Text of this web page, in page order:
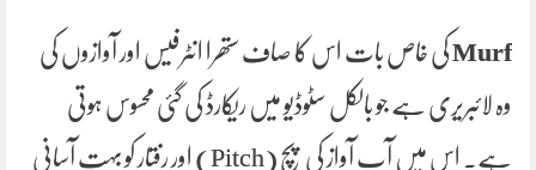
Murfکی خاص بات اس کا صاف ستھرا انٹرفیس اور آوازوں کی
وہ لائبریری ہے جو بالکل سٹوڈیو میں ریکارڈ کی گئی محسوس ہوتی
ہے۔ اس میں آپ آواز کی پچ (Pitch) اور رفتار کو بہت آسانی